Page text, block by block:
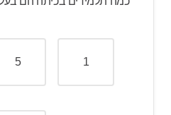
1
5